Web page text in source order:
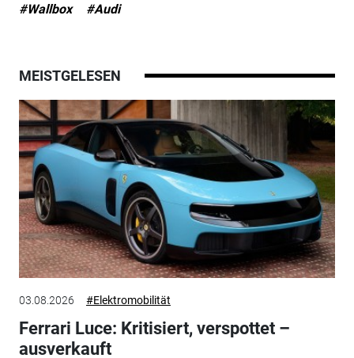
#Wallbox #Audi
MEISTGELESEN
03.08.2026 #Elektromobilität
Ferrari Luce: Kritisiert, verspottet –
ausverkauft